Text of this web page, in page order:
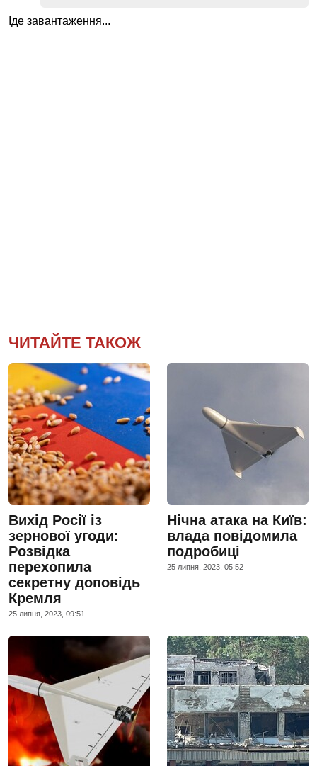
Іде завантаження...
ЧИТАЙТЕ ТАКОЖ
Вихід Росії із
зернової угоди:
Розвідка
перехопила
секретну доповідь
Кремля
25 липня, 2023, 09:51
Нічна атака на Київ:
влада повідомила
подробиці
25 липня, 2023, 05:52